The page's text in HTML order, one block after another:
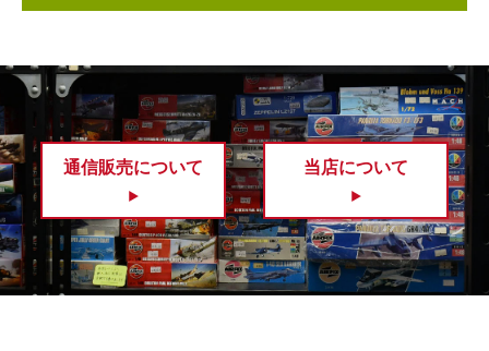
通信販売について 当店について